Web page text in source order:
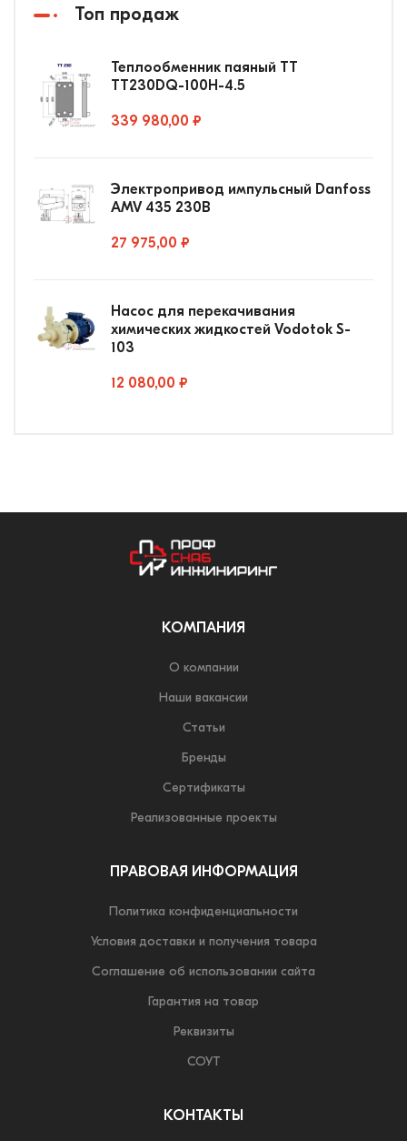
Топ продаж
Теплообменник паяный ТТ
ТТ230DQ-100Н-4.5
339 980,00 ₽
Электропривод импульсный Danfoss
AMV 435 230В
27 975,00 ₽
Насос для перекачивания
химических жидкостей Vodotok S-
103
12 080,00 ₽
КОМПАНИЯ
О компании
Наши вакансии
Статьи
Бренды
Сертификаты
Реализованные проекты
ПРАВОВАЯ ИНФОРМАЦИЯ
Политика конфиденциальности
Условия доставки и получения товара
Соглашение об использовании сайта
Гарантия на товар
Реквизиты
СОУТ
КОНТАКТЫ